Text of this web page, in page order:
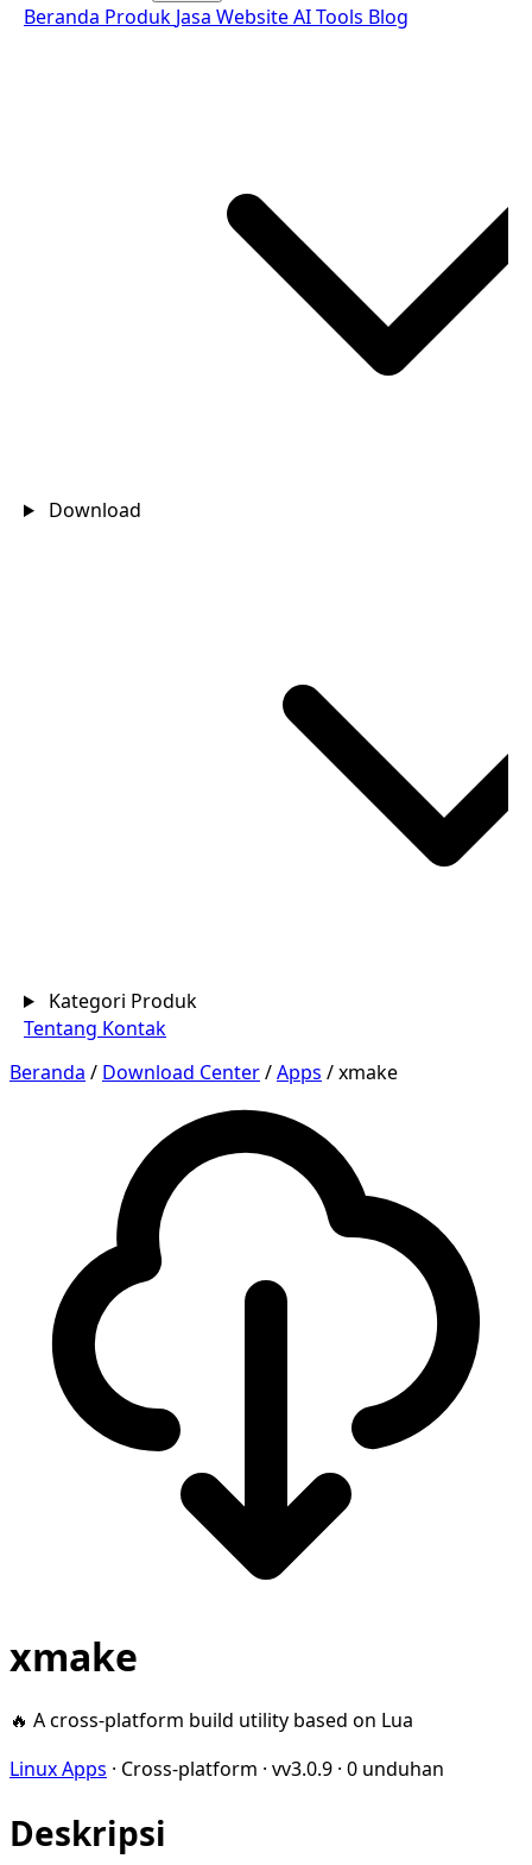
Beranda Produk Jasa WebsiteAI Tools Blog
Download
Kategori Produk
Tentang Kontak
Beranda / Download Center/Apps /xmake
xmake
🔥 A cross-platform build utility based on Lua
Linux Apps · Cross-platform · vv3.0.9 · 0 unduhan
Deskripsi